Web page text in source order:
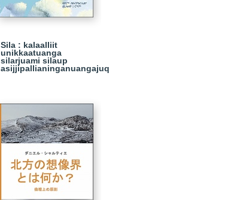
Sila : kalaalliit
unikkaatuanga
silarjuami silaup
asijjipallianinganuangajuq